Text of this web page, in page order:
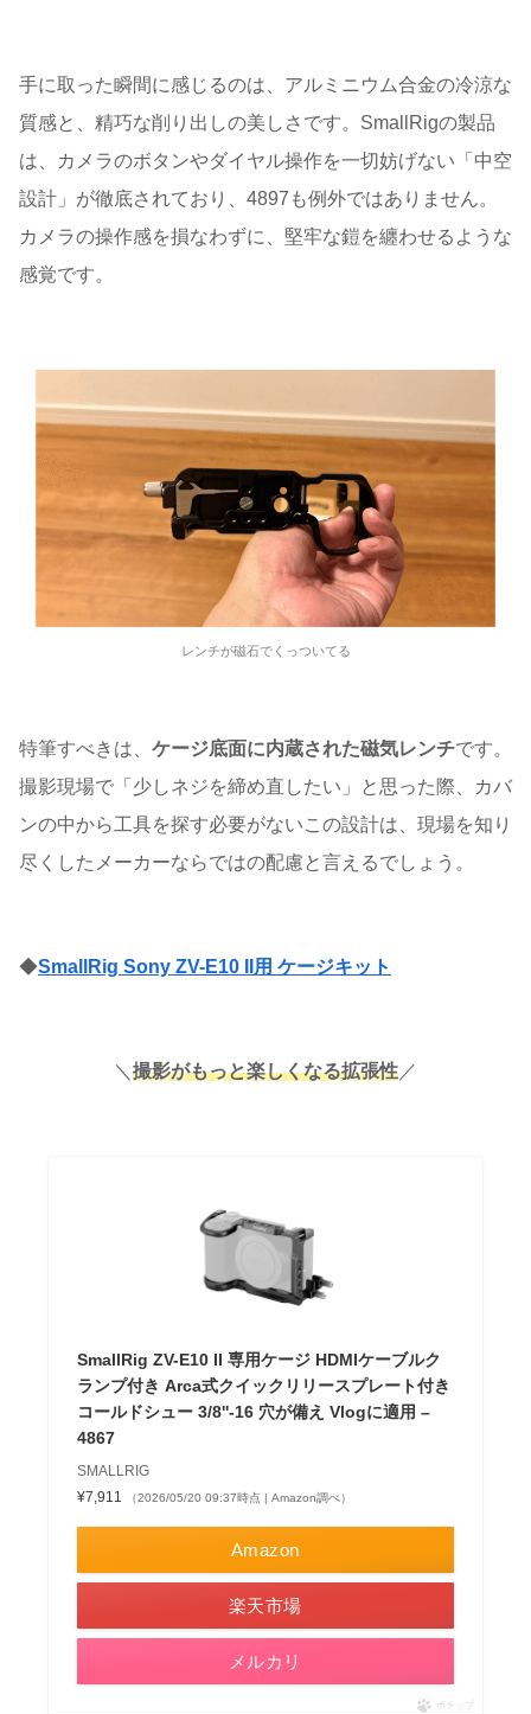
手に取った瞬間に感じるのは、アルミニウム合金の冷涼な
質感と、精巧な削り出しの美しさです。SmallRigの製品
は、カメラのボタンやダイヤル操作を一切妨げない「中空
設計」が徹底されており、4897も例外ではありません。
カメラの操作感を損なわずに、堅牢な鎧を纏わせるような
感覚です。
レンチが磁石でくっついてる
特筆すべきは、 ケージ底面に内蔵された磁気レンチです。
撮影現場で「少しネジを締め直したい」と思った際、カバ
ンの中から工具を探す必要がないこの設計は、現場を知り
尽くしたメーカーならではの配慮と言えるでしょう。
◆SmallRig Sony ZV-E10 II用 ケージキット
＼ 撮影がもっと楽しくなる拡張性 ／
SmallRig ZV-E10 II 専用ケージ HDMIケーブルク
ランプ付き Arca式クイックリリースプレート付き
コールドシュー 3/8''-16 穴が備え Vlogに適用 –
4867
SMALLRIG
¥7,911
（2026/05/20 09:37時点 | Amazon調べ）
Amazon
楽天市場
メルカリ
ポチップ